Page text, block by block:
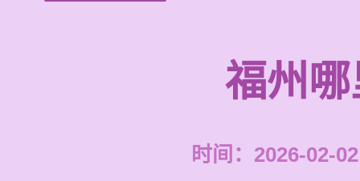
福州
时间：2026-02-